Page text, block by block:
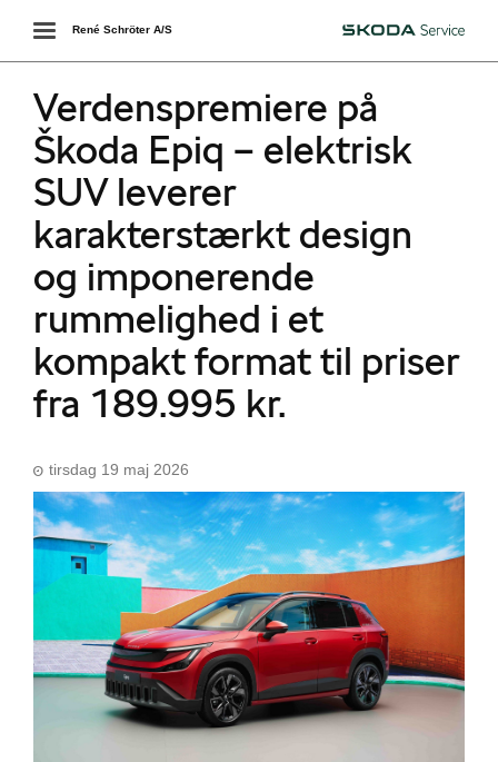
Danmarks
Toggle
navigation
Škoda
René Schröter A/S
Verdenspremiere på
Škoda Epiq – elektrisk
SUV leverer
karakterstærkt design
og imponerende
rummelighed i et
kompakt format til priser
fra 189.995 kr.
tirsdag 19 maj 2026